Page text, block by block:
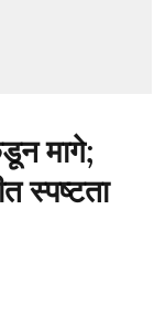
मागे;
स्पष्टता